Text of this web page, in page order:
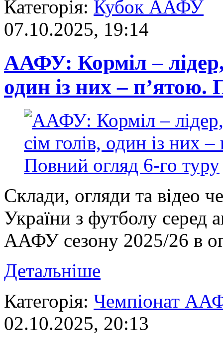
Категорія: Кубок ААФУ
07.10.2025, 19:14
ААФУ: Корміл – лідер,
один із них – п’ятою.
Склади, огляди та відео
України з футболу серед
ААФУ сезону 2025/26 в
Детальніше
Категорія: Чемпіонат
02.10.2025, 20:13